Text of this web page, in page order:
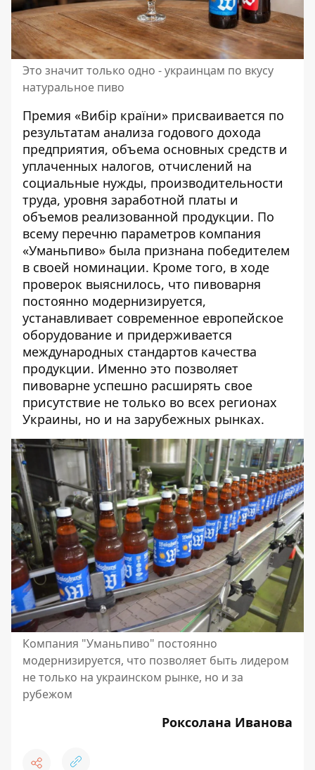
Это значит только одно - украинцам по вкусу
натуральное пиво
Премия «Вибір країни» присваивается по
результатам анализа годового дохода
предприятия, объема основных средств и
уплаченных налогов, отчислений на
социальные нужды, производительности
труда, уровня заработной платы и
объемов реализованной продукции. По
всему перечню параметров компания
«Уманьпиво» была признана победителем
в своей номинации. Кроме того, в ходе
проверок выяснилось, что пивоварня
постоянно модернизируется,
устанавливает современное европейское
оборудование и придерживается
международных стандартов качества
продукции. Именно это позволяет
пивоварне успешно расширять свое
присутствие не только во всех регионах
Украины, но и на зарубежных рынках.
Компания "Уманьпиво" постоянно
модернизируется, что позволяет быть лидером
не только на украинском рынке, но и за
рубежом
Роксолана Иванова